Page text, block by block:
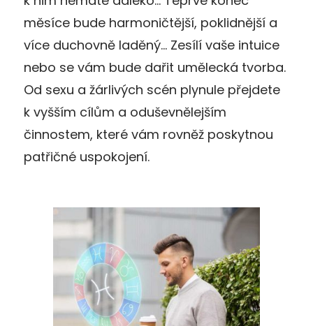
měsíce bude harmoničtější, poklidnější a
více duchovně laděný… Zesílí vaše intuice
nebo se vám bude dařit umělecká tvorba.
Od sexu a žárlivých scén plynule přejdete
k vyšším cílům a oduševnělejším
činnostem, které vám rovněž poskytnou
patřičné uspokojení.